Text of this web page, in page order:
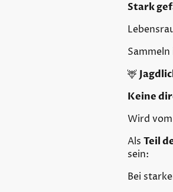
Stark
🦌
Keine
Wird vom
Als Teil
sein:
Bei